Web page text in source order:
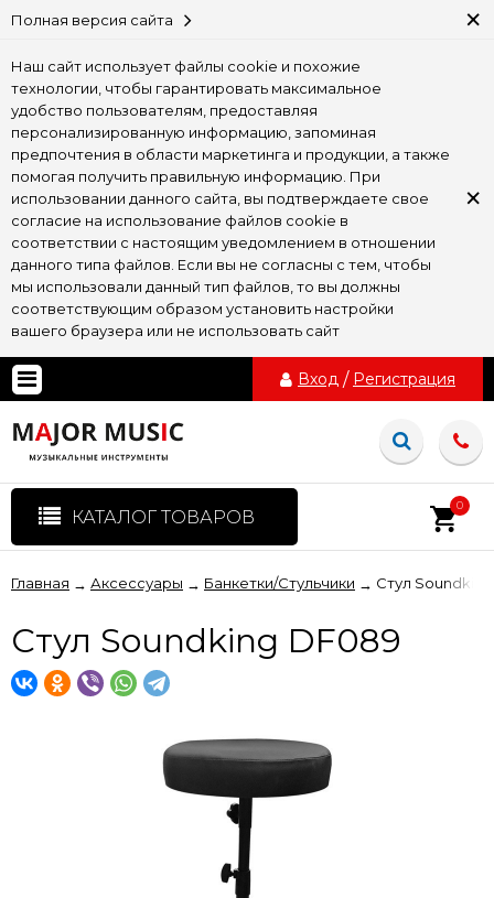
Полная версия сайта ×
Наш сайт использует файлы cookie и похожие
технологии, чтобы гарантировать максимальное
удобство пользователям, предоставляя
персонализированную информацию, запоминая
предпочтения в области маркетинга и продукции, а также
помогая получить правильную информацию. При
использовании данного сайта, вы подтверждаете свое
согласие на использование файлов cookie в
соответствии с настоящим уведомлением в отношении
данного типа файлов. Если вы не согласны с тем, чтобы
мы использовали данный тип файлов, то вы должны
соответствующим образом установить настройки
вашего браузера или не использовать сайт
×
Вход / Регистрация
КАТАЛОГ ТОВАРОВ
0
Главная → Аксессуары → Банкетки/Стульчики → Стул
Стул Soundking DF089